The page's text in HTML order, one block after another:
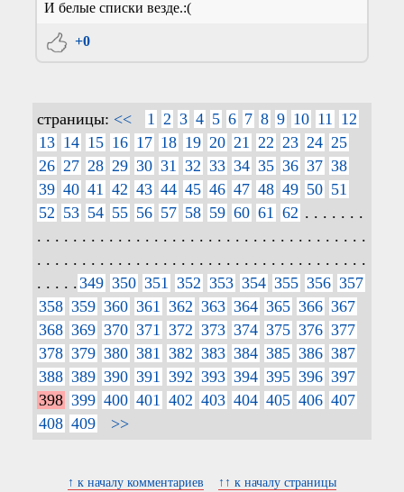
И белые списки везде.:(
+0
страницы: << 1 2 3 4 5 6 7 8 9 10 11
12
13 14 15 16 17 18 19 20 21 22 23 24 25
26 27 28 29 30 31 32 33 34 35 36 37 38
39 40 41 42 43 44 45 46 47 48 49 50 51
52 53 54 55 56 57 58 59 60 61 62 . . . . . . .
. . . . . . . . . . . . . . . . . . . . . . . . . . . . . . . . . . . . .
. . . . . . . . . . . . . . . . . . . . . . . . . . . . . . . . . . . . .
. . . . .349 350 351 352 353 354 355 356 357
358 359 360 361 362 363 364 365 366 367
368 369 370 371 372 373 374 375 376 377
378 379 380 381 382 383 384 385 386 387
388 389 390 391 392 393 394 395 396 397
398 399 400 401 402 403 404 405 406 407
408 409 >>
↑ к началу комментариев ↑↑ к началу страницы